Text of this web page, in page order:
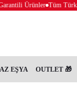
Ürünler Tüm
EŞYA OUTLET 🎁